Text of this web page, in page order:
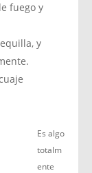
fuego y
y
Es algo
totalm
ente